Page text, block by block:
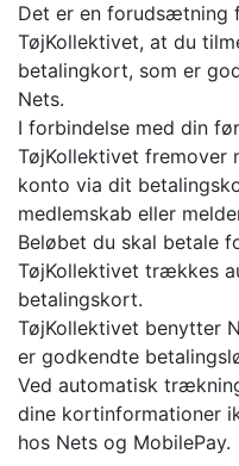
Det er en forudsætning
TøjKollektivet, at du
betalingkort, som er
Nets.
I forbindelse med din
TøjKollektivet fremover
konto via dit
medlemskab eller
Beløbet du skal betale
TøjKollektivet trækkes
betalingskort.
TøjKollektivet benytter
er godkendte
Ved automatisk
dine kortinformationer
hos Nets og MobilePay.